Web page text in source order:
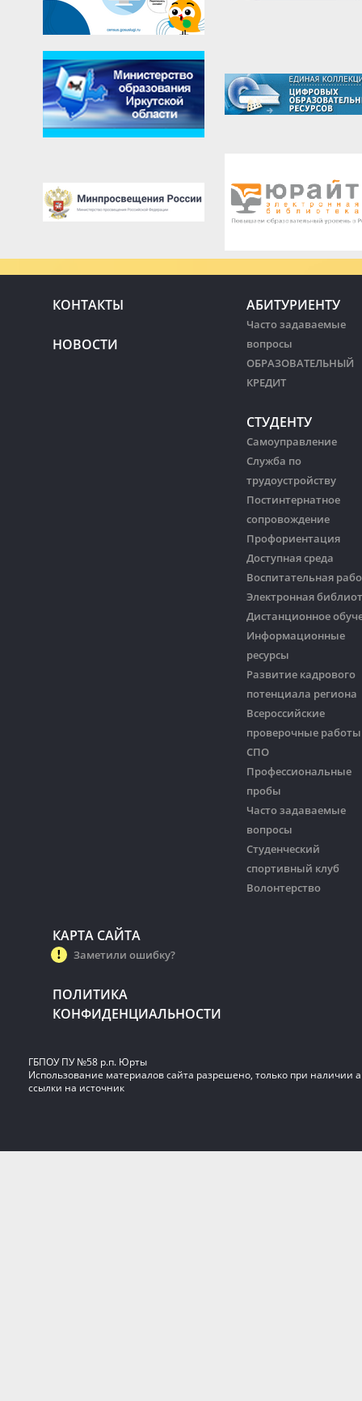
КОНТАКТЫ
НОВОСТИ
АБИТУРИЕНТУ
Часто задаваемые
вопросы
ОБРАЗОВАТЕЛЬНЫЙ
КРЕДИТ
СТУДЕНТУ
Самоуправление
Служба по
трудоустройству
Постинтернатное
сопровождение
Профориентация
Доступная среда
Воспитательная
Электронная
Дистанционное
Информационные
ресурсы
Развитие кадрового
потенциала региона
Всероссийские
проверочные работы
СПО
Профессиональные
пробы
Часто задаваемые
вопросы
Студенческий
спортивный клуб
Волонтерство
КАРТА САЙТА
Заметили ошибку?
ПОЛИТИКА
КОНФИДЕНЦИАЛЬНОСТИ
ГБПОУ ПУ №58 р.п. Юрты
Использование материалов сайта разрешено, только при наличии
ссылки на источник